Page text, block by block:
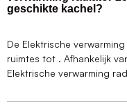
geschikte kachel?
De Elektrische
ruimtes tot . Afhankelijk
Elektrische verwarming